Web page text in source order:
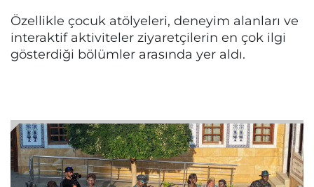
Özellikle çocuk atölyeleri, deneyim alanları ve
interaktif aktiviteler ziyaretçilerin en çok ilgi
gösterdiği bölümler arasında yer aldı.